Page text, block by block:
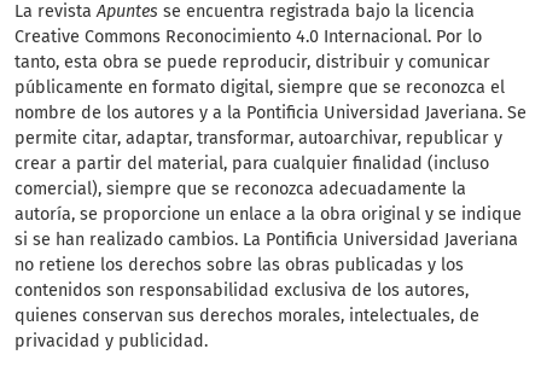
La revistaApuntes se encuentra registrada bajo la licencia
Creative Commons Reconocimiento 4.0 Internacional. Por lo
tanto, esta obra se puede reproducir, distribuir y comunicar
públicamente en formato digital, siempre que se reconozca el
nombre de los autores y a la Pontificia Universidad Javeriana. Se
permite citar, adaptar, transformar, autoarchivar, republicar y
crear a partir del material, para cualquier finalidad (incluso
comercial), siempre que se reconozca adecuadamente la
autoría, se proporcione un enlace a la obra original y se indique
si se han realizado cambios. La Pontificia Universidad Javeriana
no retiene los derechos sobre las obras publicadas y los
contenidos son responsabilidad exclusiva de los autores,
quienes conservan sus derechos morales, intelectuales, de
privacidad y publicidad.